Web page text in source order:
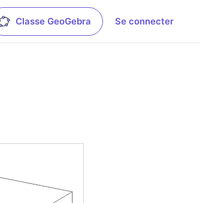
Classe GeoGebra Se connecter